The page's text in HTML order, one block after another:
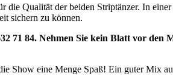
Qualität der beiden Striptänzer. In einer
sichern zu können.
71 84. Nehmen Sie kein Blatt vor den
Show eine Menge Spaß! Ein guter Mix